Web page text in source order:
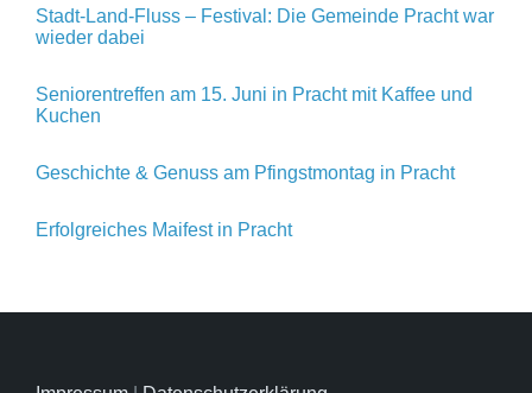
Stadt-Land-Fluss – Festival: Die Gemeinde Pracht war
wieder dabei
Seniorentreffen am 15. Juni in Pracht mit Kaffee und
Kuchen
Geschichte & Genuss am Pfingstmontag in Pracht
Erfolgreiches Maifest in Pracht